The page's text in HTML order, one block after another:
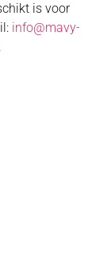
is voor
info@mavy-